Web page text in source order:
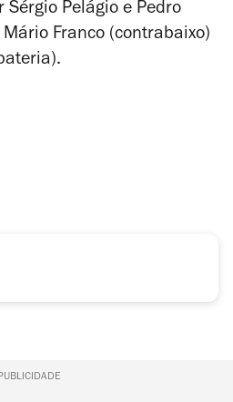
Pelágio e Pedro
Franco (contrabaixo)